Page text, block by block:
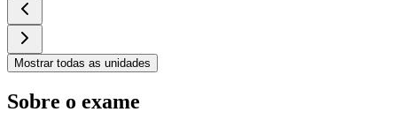
Mostrar todas as unidades
Sobre o exame